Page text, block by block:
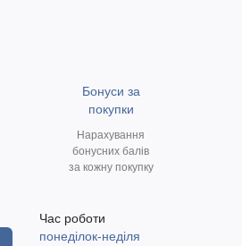
Бонуси за
покупки
Нарахування
бонусних балів
за кожну покупку
Час роботи
понеділок-неділя